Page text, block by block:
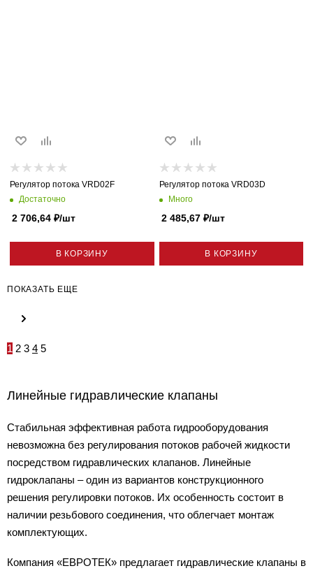
Регулятор потока VRD02F
Достаточно
2 706,64 ₽/шт
В КОРЗИНУ
Регулятор потока VRD03D
Много
2 485,67₽/шт
В КОРЗИНУ
ПОКАЗАТЬ ЕЩЕ
1 2 3 4 5
Линейные гидравлические клапаны
Стабильная эффективная работа гидрооборудования
невозможна без регулирования потоков рабочей жидкости
посредством гидравлических клапанов. Линейные
гидроклапаны – один из вариантов конструкционного
решения регулировки потоков. Их особенность состоит в
наличии резьбового соединения, что облегчает монтаж
комплектующих.
Компания «ЕВРОТЕК» предлагает гидравлические клапаны в